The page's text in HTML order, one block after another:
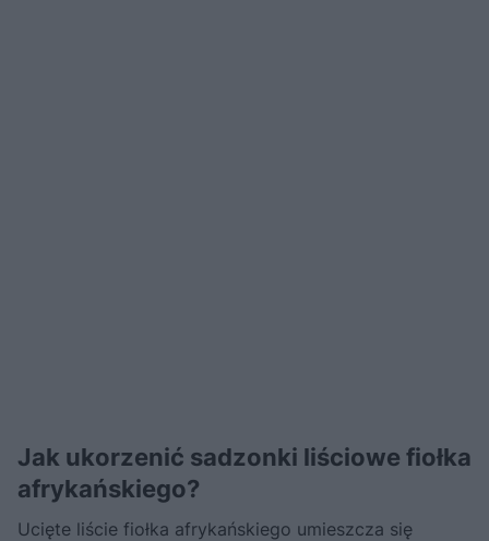
Jak ukorzenić sadzonki liściowe fiołka
afrykańskiego?
Ucięte liście fiołka afrykańskiego umieszcza się